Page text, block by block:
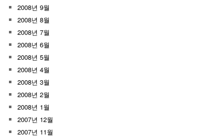
2008년 9월
2008년 8월
2008년 7월
2008년 6월
2008년 5월
2008년 4월
2008년 3월
2008년 2월
2008년 1월
2007년 12월
2007년 11월